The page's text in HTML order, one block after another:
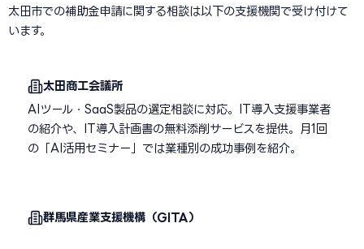
太田市での補助金申請に関する相談は以下の支援機関で受け付けて
います。
太田商工会議所
AIツール・SaaS製品の選定相談に対応。IT導入支援事業者
の紹介や、IT導入計画書の無料添削サービスを提供。月1回
の「AI活用セミナー」では業種別の成功事例を紹介。
群馬県産業支援機構（GITA）